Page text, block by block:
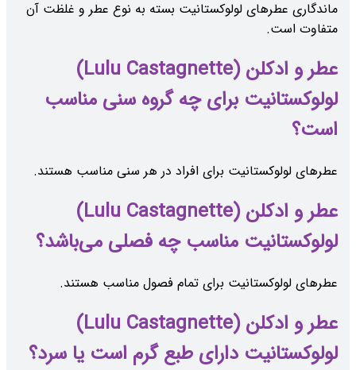
ماندگاری عطرهای لولوکستانیت بسته به نوع عطر و غلظت آن
متفاوت است.
عطر و ادکلن (Lulu Castagnette)
لولوکستانیت برای چه گروه سنی مناسب
است؟
عطرهای لولوکستانیت برای افراد در هر سنی مناسب هستند.
عطر و ادکلن (Lulu Castagnette)
لولوکستانیت مناسب چه فصلی می‌باشد؟
عطرهای لولوکستانیت برای تمام فصول مناسب هستند.
عطر و ادکلن (Lulu Castagnette)
لولوکستانیت دارای طبع گرم است یا سرد؟